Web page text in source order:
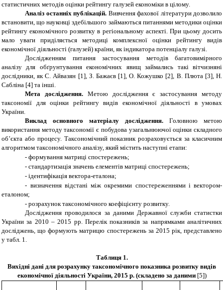
статистичних методів оцінки рейтингу галузей економіки в цілому.
Аналіз останніх публікацій. Вивчення фахової літератури дозволило
встановити, що науковці здебільшого займаються питаннями методики оцінки
рейтингу економічного розвитку в регіональному аспекті. При цьому досить
мало уваги приділяється методиці комплексної оцінки рейтингу видів
економічної діяльності (галузей) країни, як індикатора потенціалу галузі.
Дослідженням питання застосування методів багатовимірного
аналізу для обґрунтування економічних явищ займались такі вітчизняні
дослідники, як С. Айвазян [1], З. Бажаєв [1], О. Кожушко [2], В. Плюта [3], Н.
Сабліна [4] та інші.
Мета дослідження. Метою дослідження є застосування методу
таксономії для оцінки рейтингу видів економічної діяльності в умовах
України.
Виклад основного матеріалу дослідження. Головною метою
використання методу таксономії є побудова узагальнюючої оцінки складного
об’єкта або процесу. Таксономічний показник розраховується за класичним
алгоритмом таксономічного аналізу, який містить наступні етапи:
- формування матриці спостережень;
- стандартизація значень елементів матриці спостережень;
- ідентифікація вектора-еталона;
- визначення відстані між окремими спостереженнями і вектором-
еталоном;
- розрахунок таксономічного коефіцієнту розвитку.
Дослідження проводилося за даними Державної служби статистки
України за 2010 – 2015 рр. Перелік показників за напрямками аналітичних
досліджень, що формують матрицю спостережень за 2015 рік, представлено
у табл. 1.
Таблиця 1.
Вихідні дані для розрахунку таксономічного показника розвитку видів
економічної діяльності України, 2015 р. (складено за даними [5])